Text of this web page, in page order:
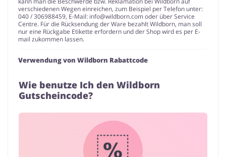
verschiedenen Wegen einreichen, zum Beispiel per Telefon unter:
040 / 306988459, E-Mail: info@wildborn.comoder über Service
Centre. Für die Rücksendung der Ware bezahlt Wildborn, man soll
nur eine Rückgabe Etikette erfordern und der Shop wird es per E-
mail zukommen lassen.
Verwendung von Wildborn Rabattcode
Wie benutze Ich den Wildborn
Gutscheincode?